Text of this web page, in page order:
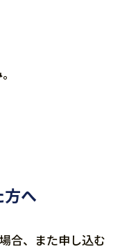
へ
合、また申し込む